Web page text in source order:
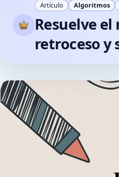
Artículo Algoritmos
Resuelve el
retroceso y